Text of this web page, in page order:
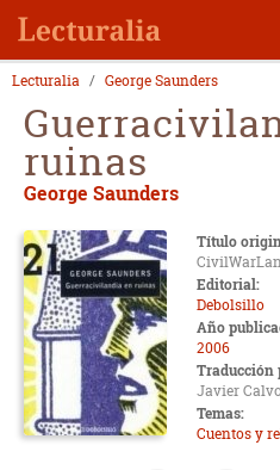
Lecturalia George Saunders
ruinas
George Saunders
Título
Editorial:
Debolsillo
Año
2006
Traducción
Javier
Temas:
Cuentos y